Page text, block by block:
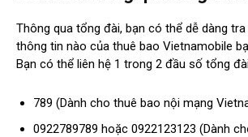
Thông qua tổng đài, bạn có thể dễ dàng
thông tin nào của thuê bao Vietnamobile
Bạn có thể liên hệ 1 trong 2 đầu số tổng
789 (Dành cho thuê bao nội mạng
0922789789 hoặc 0922123123 (Dành